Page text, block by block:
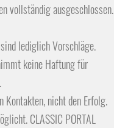
vollständig ausgeschlossen.
lediglich Vorschläge.
keine Haftung für
nicht den Erfolg.
CLASSIC PORTAL